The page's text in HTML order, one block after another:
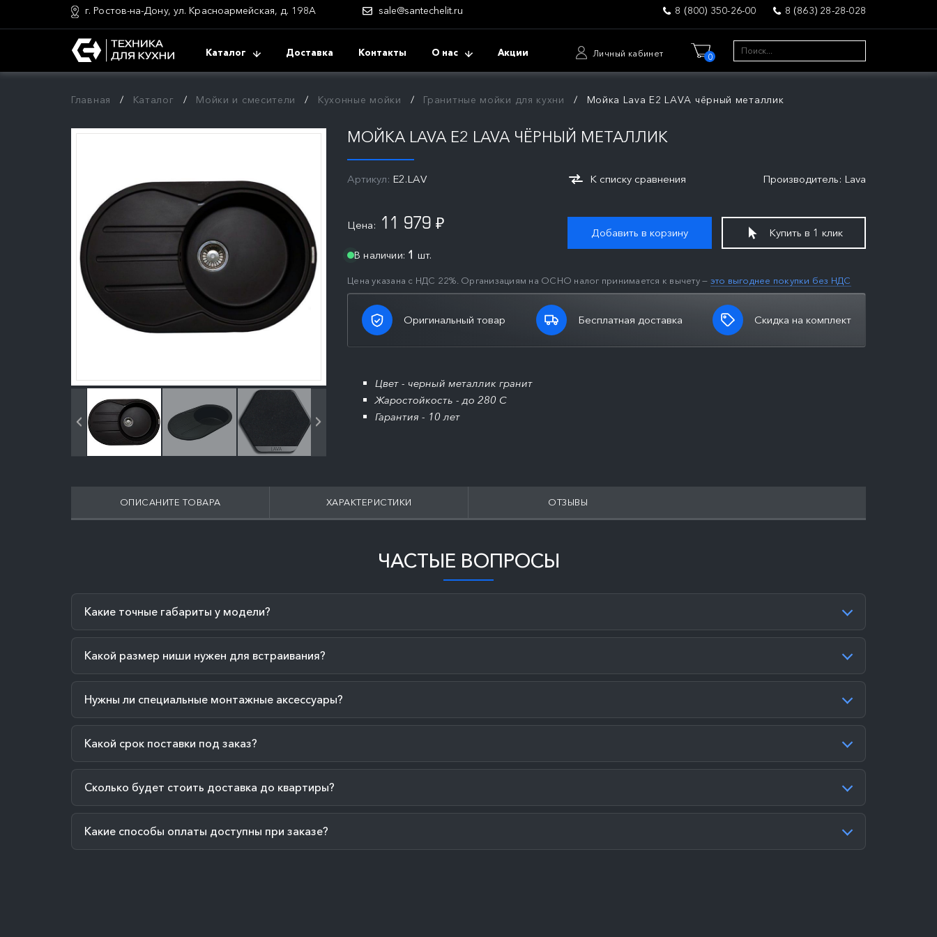
г. Ростов-на-Дону, ул. Красноармейская, д. 198А sale@santechelit.ru 8 (800) 350-26-00 8 (863) 28-28-028
Каталог Доставка Контакты О нас Акции Личный кабинет 0
Главная Каталог Мойки и смесители Кухонные мойки Гранитные мойки для кухни Мойка Lava E2 LAVA чёрный металлик
МОЙКА LAVA E2 LAVA ЧЁРНЫЙ МЕТАЛЛИК
Артикул: E2.LAV К списку сравнения Производитель: Lava
Цена: 11 979 ₽
В наличии: 1 шт.
Цена указана с НДС 22%. Организациям на ОСНО налог принимается к вычету — это выгоднее покупки без НДС
Добавить в корзину Купить в 1 клик
Оригинальный товар Бесплатная доставка Скидка на комплект
Цвет - черный металлик гранит
Жаростойкость - до 280 С
Гарантия - 10 лет
ОПИСАНИТЕ ТОВАРА ХАРАКТЕРИСТИКИ ОТЗЫВЫ
ЧАСТЫЕ ВОПРОСЫ
Какие точные габариты у модели?
Какой размер ниши нужен для встраивания?
Нужны ли специальные монтажные аксессуары?
Какой срок поставки под заказ?
Сколько будет стоить доставка до квартиры?
Какие способы оплаты доступны при заказе?